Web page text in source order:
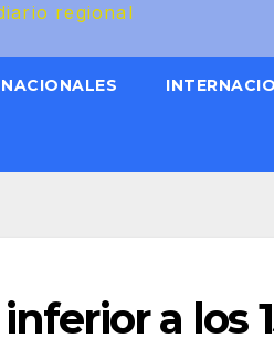
regional
NACIONALES
a los